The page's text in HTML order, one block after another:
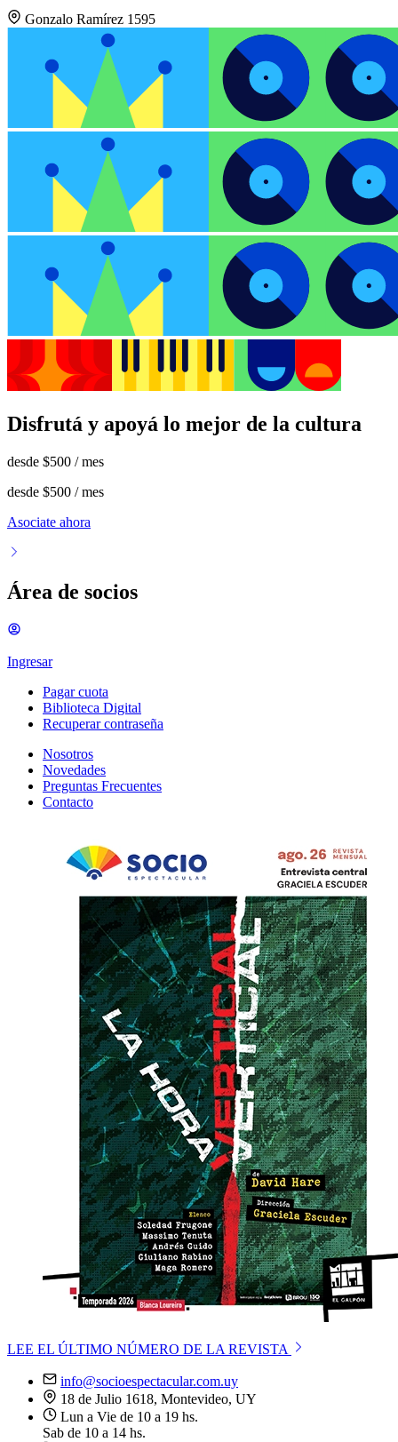
Gonzalo Ramírez 1595
Disfrutá y apoyá lo mejor de la cultura
desde $500 / mes
desde $500 / mes
Asociate ahora
Área de socios
Ingresar
Pagar cuota
Biblioteca Digital
Recuperar contraseña
Nosotros
Novedades
Preguntas Frecuentes
Contacto
LEE EL ÚLTIMO NÚMERO DE LA REVISTA
info@socioespectacular.com.uy
18 de Julio 1618, Montevideo, UY
Lun a Vie de 10 a 19 hs.
Sab de 10 a 14 hs.